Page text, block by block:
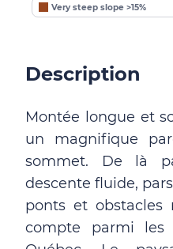
Very steep slope >15%
Description
Montée longue et
un magnifique
sommet. De là
descente fluide,
ponts et obstacles
compte parmi les